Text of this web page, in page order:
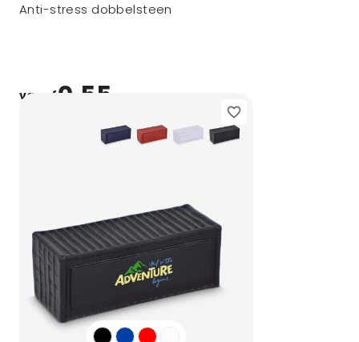
Anti-stress dobbelsteen
vanaf0,55